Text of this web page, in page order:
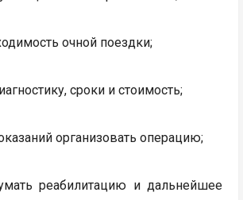
очной поездки;
сроки и стоимость;
организовать операцию;
реабилитацию и дальнейшее